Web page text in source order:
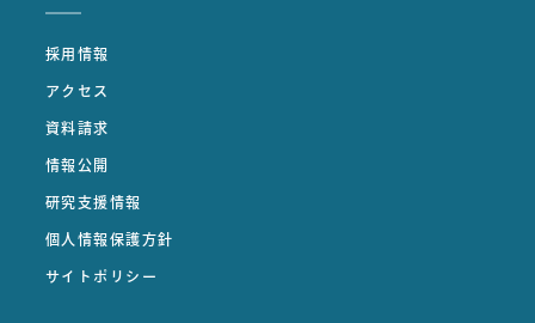
採用情報
アクセス
資料請求
情報公開
研究支援情報
個人情報保護方針
サイトポリシー